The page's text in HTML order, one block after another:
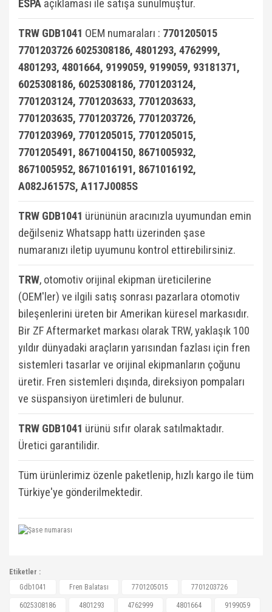
ESPA açıklaması ile satışa sunulmuştur.
TRW GDB1041 OEM numaraları : 7701205015
7701203726 6025308186, 4801293, 4762999,
4801293, 4801664, 9199059, 9199059, 93181371,
6025308186, 6025308186, 7701203124,
7701203124, 7701203633, 7701203633,
7701203635, 7701203726, 7701203726,
7701203969, 7701205015, 7701205015,
7701205491, 8671004150, 8671005932,
8671005952, 8671016191, 8671016192,
A082J6157S, A117J0085S
TRW GDB1041 ürününün aracınızla uyumundan emin
değilseniz Whatsapp hattı üzerinden şase
numaranızı iletip uyumunu kontrol ettirebilirsiniz.
TRW, otomotiv orijinal ekipman üreticilerine
(OEM'ler) ve ilgili satış sonrası pazarlara otomotiv
bileşenlerini üreten bir Amerikan küresel markasıdır.
Bir ZF Aftermarket markası olarak TRW, yaklaşık 100
yıldır dünyadaki araçların yarısından fazlası için fren
sistemleri tasarlar ve orijinal ekipmanların çoğunu
üretir. Fren sistemleri dışında, direksiyon pompaları
ve süspansiyon üretimleri de bulunur.
TRW GDB1041 ürünü sıfır olarak satılmaktadır.
Üretici garantilidir.
Tüm ürünlerimiz özenle paketlenip, hızlı kargo ile tüm
Türkiye'ye gönderilmektedir.
4762999, 4801293, 4801664, 9199059, 9199059,
Etiketler :
Gdb1041
Fren Balatası 7701205015 7701203726
6025308186 4801293 4762999 4801664 9199059